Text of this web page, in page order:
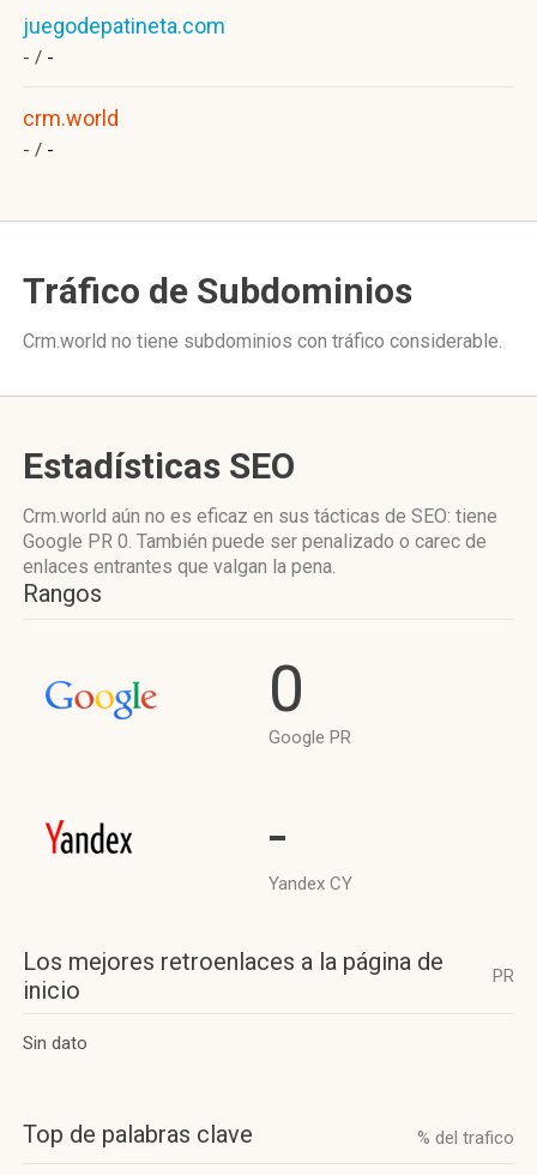
juegodepatineta.com
- / -
crm.world
- / -
Tráfico de Subdominios
Crm.world no tiene subdominios con tráfico considerable.
Estadísticas SEO
Crm.world aún no es eficaz en sus tácticas de SEO: tiene
Google PR 0. También puede ser penalizado o carec de
enlaces entrantes que valgan la pena.
Rangos
0
Google PR
-
Yandex CY
Los mejores retroenlaces a la página de
inicio
PR
Sin dato
Top de palabras clave % del trafico